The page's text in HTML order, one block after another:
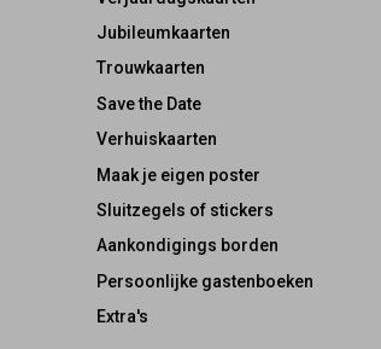
Jubileumkaarten
Trouwkaarten
Save the Date
Verhuiskaarten
Maak je eigen poster
Sluitzegels of stickers
Aankondigings borden
Persoonlijke gastenboeken
Extra's